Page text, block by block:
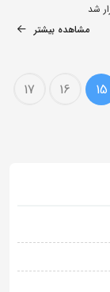
شد
مشاهده بیشتر
15
16
17